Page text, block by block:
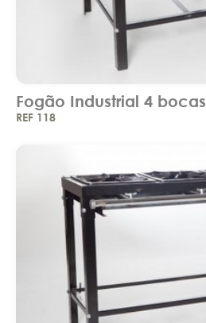
Fogão Industrial 4 bocas
REF 118